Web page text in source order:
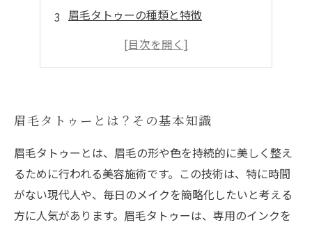
眉毛タトゥーの種類と特徴
施術の流れと注意点
眉毛タトゥーとは？その基本知識
眉毛タトゥーとは、眉毛の形や色を持続的に美しく整え
るために行われる美容施術です。この技術は、特に時間
がない現代人や、毎日のメイクを簡略化したいと考える
方に人気があります。眉毛タトゥーは、専用のインクを